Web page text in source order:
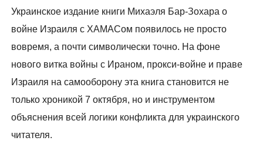
Украинское издание книги Михаэля Бар-Зохара о
войне Израиля с ХАМАСом появилось не просто
вовремя, а почти символически точно. На фоне
нового витка войны с Ираном, прокси-войне и праве
Израиля на самооборону эта книга становится не
только хроникой 7 октября, но и инструментом
объяснения всей логики конфликта для украинского
читателя.